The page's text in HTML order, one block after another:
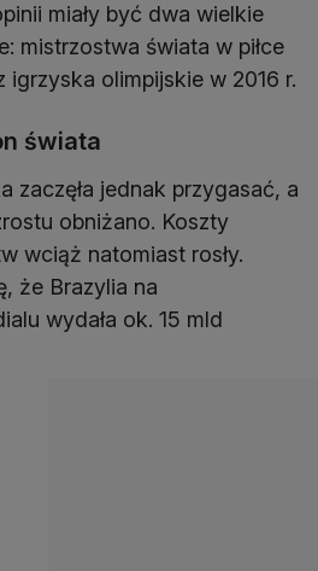
miały być dwa wielkie
mistrzostwa świata w piłce
igrzyska olimpijskie w 2016 r.
świata
zaczęła jednak przygasać, a
obniżano. Koszty
wciąż natomiast rosły.
że Brazylia na
wydała ok. 15 mld